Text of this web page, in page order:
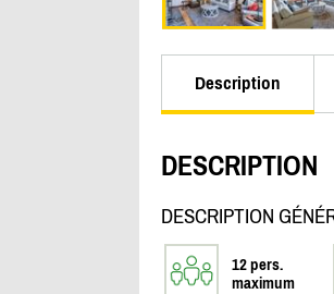
Description
DESCRIPTION
DESCRIPTION
12 pers.
maximum